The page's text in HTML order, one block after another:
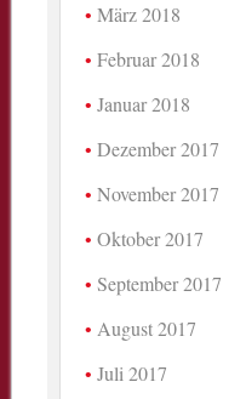
März 2018
Februar 2018
Januar 2018
Dezember 2017
November 2017
Oktober 2017
September 2017
August 2017
Juli 2017